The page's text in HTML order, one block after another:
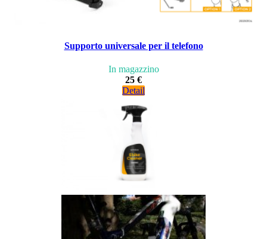
Supporto universale per il telefono
In magazzino
25 €
Detail